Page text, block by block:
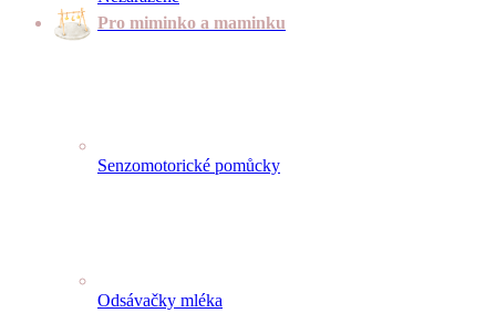
Pro miminko a maminku
Senzomotorické pomůcky
Odsávačky mléka